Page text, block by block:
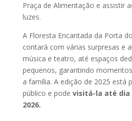
Praça de Alimentação e assistir
luzes.
A Floresta Encantada da Porta
contará com várias surpresas e
música e teatro, até espaços
pequenos, garantindo
a família. A edição de 2025 está
público e pode visitá-la até dia
2026.